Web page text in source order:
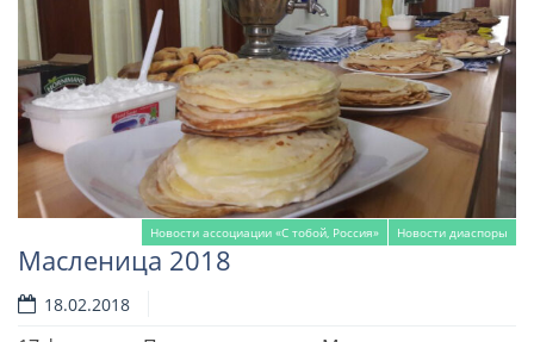
Новости ассоциации «С тобой, Россия» Новости диаспоры
Масленица 2018
18.02.2018